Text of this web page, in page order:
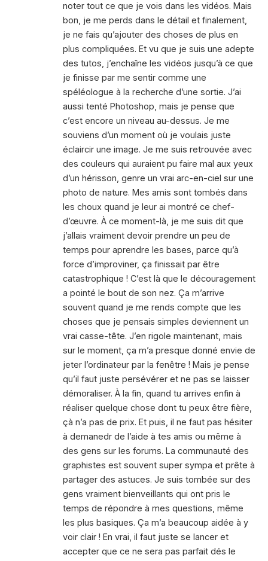
noter tout ce que je vois dans les vidéos. Mais
bon, je me perds dans le détail et finalement,
je ne fais qu’ajouter des choses de plus en
plus compliquées. Et vu que je suis une adepte
des tutos, j’enchaîne les vidéos jusqu’à ce que
je finisse par me sentir comme une
spéléologue à la recherche d’une sortie. J’ai
aussi tenté Photoshop, mais je pense que
c’est encore un niveau au-dessus. Je me
souviens d’un moment où je voulais juste
éclaircir une image. Je me suis retrouvée avec
des couleurs qui auraient pu faire mal aux yeux
d’un hérisson, genre un vrai arc-en-ciel sur une
photo de nature. Mes amis sont tombés dans
les choux quand je leur ai montré ce chef-
d’œuvre. À ce moment-là, je me suis dit que
j’allais vraiment devoir prendre un peu de
temps pour aprendre les bases, parce qu’à
force d’improviner, ça finissait par être
catastrophique ! C’est là que le découragement
a pointé le bout de son nez. Ça m’arrive
souvent quand je me rends compte que les
choses que je pensais simples deviennent un
vrai casse-tête. J’en rigole maintenant, mais
sur le moment, ça m’a presque donné envie de
jeter l’ordinateur par la fenêtre ! Mais je pense
qu’il faut juste persévérer et ne pas se laisser
démoraliser. À la fin, quand tu arrives enfin à
réaliser quelque chose dont tu peux être fière,
çà n’a pas de prix. Et puis, il ne faut pas hésiter
à demanedr de l’aide à tes amis ou même à
des gens sur les forums. La communauté des
graphistes est souvent super sympa et prête à
partager des astuces. Je suis tombée sur des
gens vraiment bienveillants qui ont pris le
temps de répondre à mes questions, même
les plus basiques. Ça m’a beaucoup aidée à y
voir clair ! En vrai, il faut juste se lancer et
accepter que ce ne sera pas parfait dés le